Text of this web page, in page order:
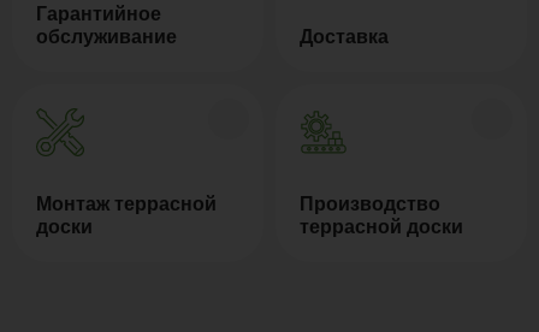
Гарантийное
обслуживание
Доставка
Монтаж террасной
доски
Производство
террасной доски